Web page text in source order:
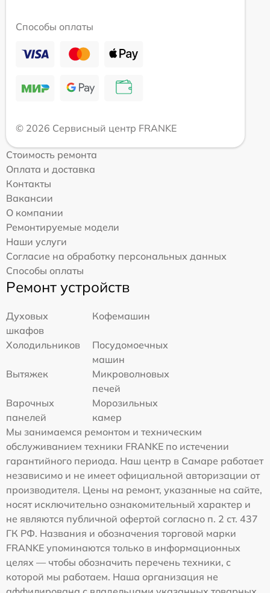
Способы оплаты
© 2026 Сервисный центр FRANKE
Стоимость ремонта
Оплата и доставка
Контакты
Вакансии
О компании
Ремонтируемые модели
Наши услуги
Согласие на обработку персональных данных
Способы оплаты
Ремонт устройств
Духовых
шкафов
Кофемашин
Холодильников
Посудомоечных
машин
Вытяжек
Микроволновых
печей
Варочных
панелей
Морозильных
камер
Мы занимаемся ремонтом и техническим
обслуживанием техники FRANKE по истечении
гарантийного периода. Наш центр в Самаре работает
независимо и не имеет официальной авторизации от
производителя. Цены на ремонт, указанные на сайте,
носят исключительно ознакомительный характер и
не являются публичной офертой согласно п. 2 ст. 437
ГК РФ. Названия и обозначения торговой марки
FRANKE упоминаются только в информационных
целях — чтобы обозначить перечень техники, с
которой мы работаем. Наша организация не